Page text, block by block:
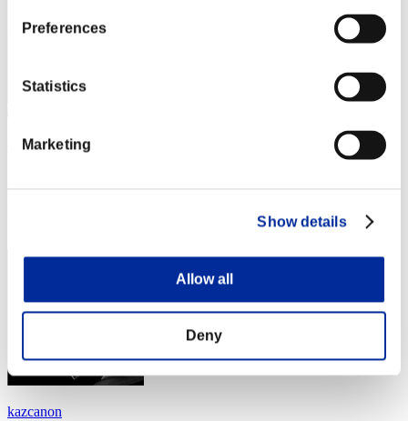
Preferences
Statistics
Marketing
Show details
Allow all
Deny
omarmorrison
kazcanon